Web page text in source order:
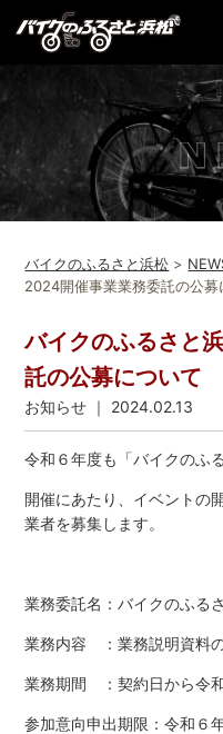
バイクのふるさと浜松 >
2024開催事業業務委託の公募
バイクのふるさと
託の公募について
お知らせ ｜ 2024.02.13
令和６年度も「バイクのふ
開催にあたり、イベントの
業者を募集します。
業務委託名：バイクのふる
業務内容 ：業務説明資料
業務期間 ：契約日から令
参加意向申出期限：令和６